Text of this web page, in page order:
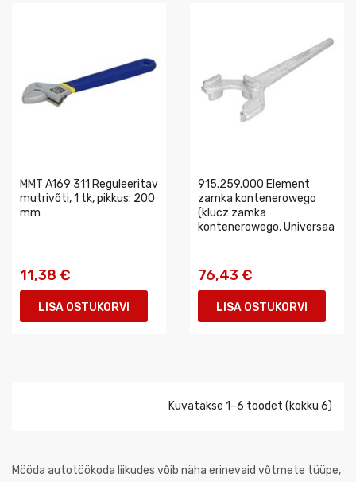
MMT A169 311 Reguleeritav
mutrivõti, 1 tk, pikkus: 200
mm
11,38 €
LISA OSTUKORVI
915.259.000 Element
zamka kontenerowego
(klucz zamka
kontenerowego, Universaa
76,43 €
LISA OSTUKORVI
Kuvatakse 1–6 toodet (kokku 6)
Mööda autotöökoda liikudes võib näha erinevaid võtmete tüüpe,